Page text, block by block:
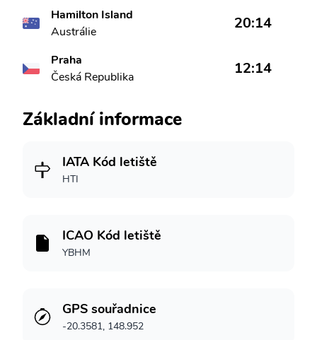
Hamilton Island
Austrálie
20:14
Praha
Česká Republika
12:14
Základní informace
IATA Kód letiště
HTI
ICAO Kód letiště
YBHM
GPS souřadnice
-20.3581, 148.952